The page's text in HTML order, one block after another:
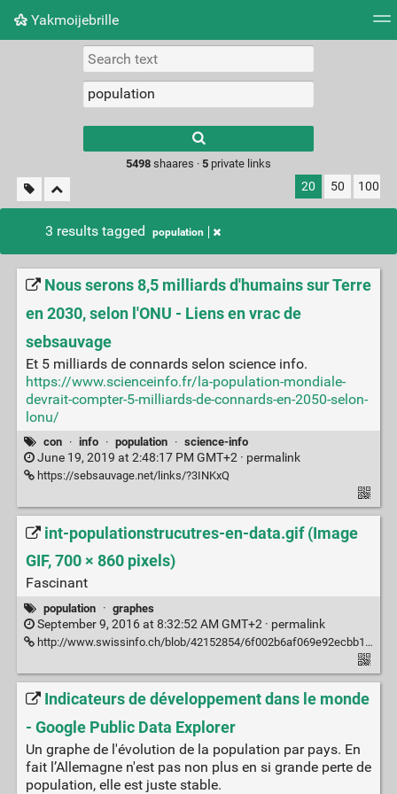
Yakmoijebrille
Picture wall
results.
5498shaares · 5private links
20 50 100
3 results tagged population
Nous serons 8,5 milliards d'humains sur Terre
en 2030, selon l'ONU - Liens en vrac de
sebsauvage
Et 5 milliards de connards selon science info.
https://www.scienceinfo.fr/la-population-mondiale-
devrait-compter-5-milliards-de-connards-en-2050-selon-
lonu/
con · info · population · science-info
June 19, 2019 at 2:48:17 PM GMT+2 · permalink
https://sebsauvage.net/links/?3INKxQ
int-populationstrucutres-en-data.gif (Image
GIF, 700 × 860 pixels)
Fascinant
population · graphes
September 9, 2016 at 8:32:52 AM GMT+2 · permalink
http://www.swissinfo.ch/blob/42152854/6f002b6af069e92ecbb1bd7a3b3e9f2c/int-populationstrucutres-en-data.gif
Indicateurs de développement dans le monde
- Google Public Data Explorer
Un graphe de l'évolution de la population par pays. En
fait l’Allemagne n'est pas non plus en si grande perte de
population, elle est juste stable.